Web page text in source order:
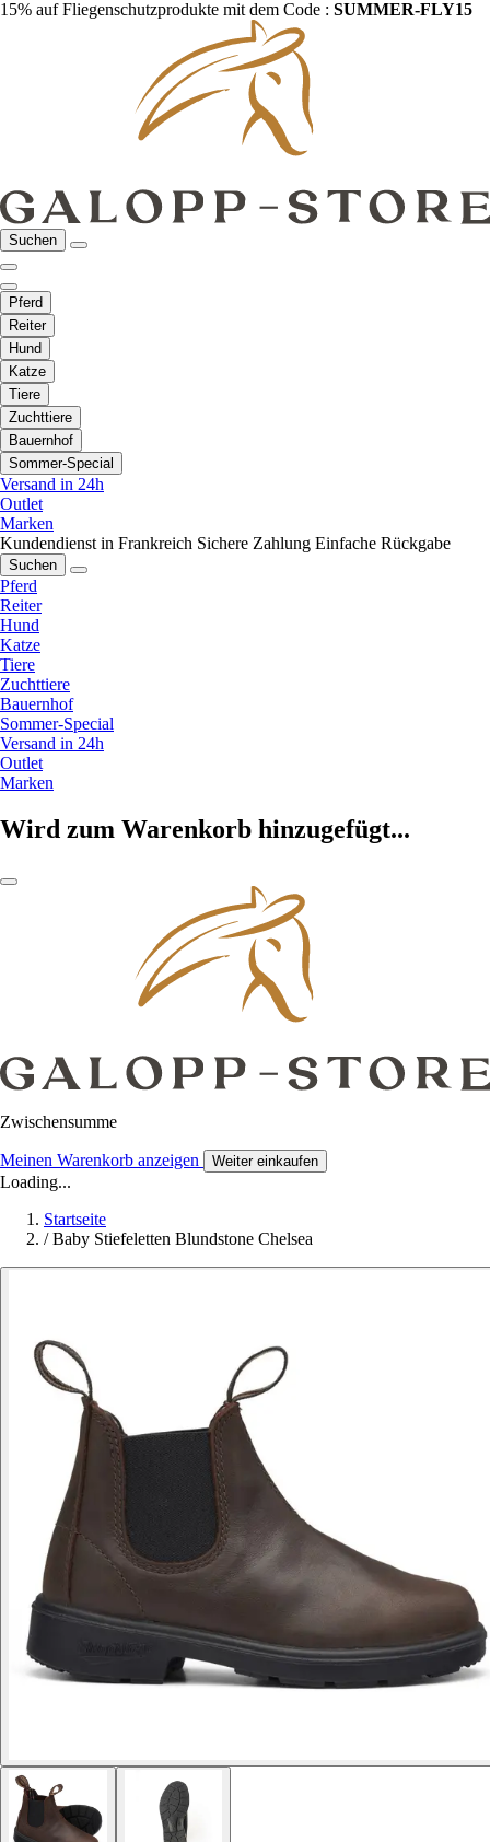
15% auf Fliegenschutzprodukte mit dem Code : SUMMER-FLY15
Suchen
Pferd
Reiter
Hund
Katze
Tiere
Zuchttiere
Bauernhof
Sommer-Special
Versand in 24h
Outlet
Marken
Kundendienst in Frankreich Sichere Zahlung Einfache Rückgabe
Suchen
Pferd
Reiter
Hund
Katze
Tiere
Zuchttiere
Bauernhof
Sommer-Special
Versand in 24h
Outlet
Marken
Wird zum Warenkorb hinzugefügt...
Zwischensumme
Meinen Warenkorb anzeigen Weiter einkaufen
Loading...
Startseite
/ Baby Stiefeletten Blundstone Chelsea